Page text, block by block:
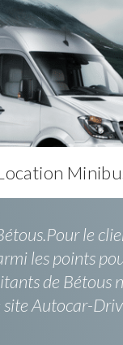
le
les points
de Bétous
Autocar-